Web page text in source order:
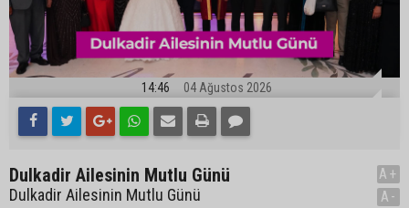
14:46 04 Ağustos 2026
Dulkadir Ailesinin Mutlu Günü
Dulkadir Ailesinin Mutlu Günü
A+
A-